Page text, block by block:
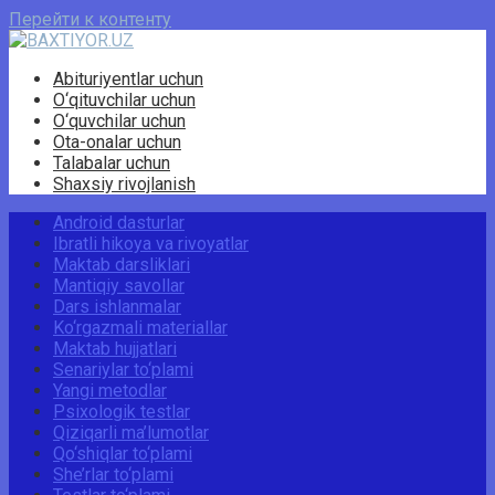
Перейти к контенту
Abituriyentlar uchun
O‘qituvchilar uchun
O‘quvchilar uchun
Ota-onalar uchun
Talabalar uchun
Shaxsiy rivojlanish
Android dasturlar
Ibratli hikoya va rivoyatlar
Maktab darsliklari
Mantiqiy savollar
Dars ishlanmalar
Ko‘rgazmali materiallar
Maktab hujjatlari
Senariylar to‘plami
Yangi metodlar
Psixologik testlar
Qiziqarli ma’lumotlar
Qo‘shiqlar to‘plami
She’rlar to‘plami